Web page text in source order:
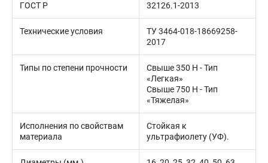
ГОСТ Р 32126.1-2013
Технические условия
ТУ 3464-018-18669258-
2017
Типы по степени прочности
Свыше 350 Н - Тип
«Легкая»
Свыше 750 Н - Тип
«Тяжелая»
Исполнения по свойствам
материала
Стойкая к
ультрафиолету (УФ).